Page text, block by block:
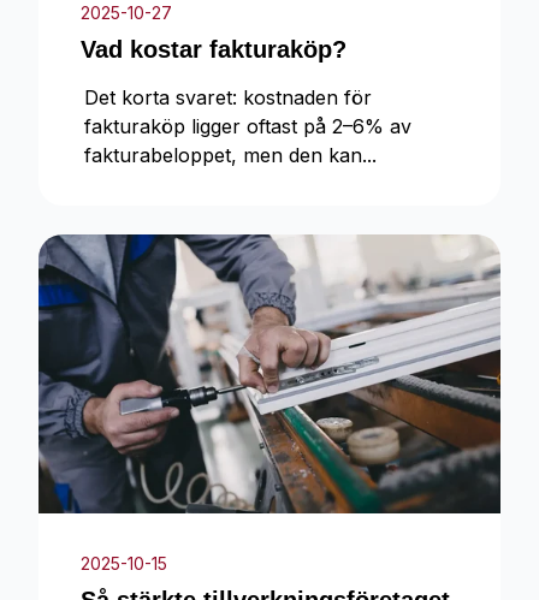
2025-10-27
Vad kostar fakturaköp?
Det korta svaret: kostnaden för
fakturaköp ligger oftast på 2–6% av
fakturabeloppet, men den kan...
2025-10-15